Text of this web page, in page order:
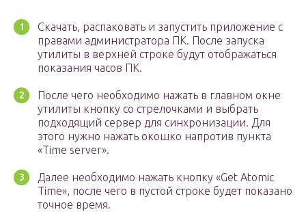
Скачать, распаковать и запустить приложение с
правами администратора ПК. После запуска
утилиты в верхней строке будут отображаться
показания часов ПК.
После чего необходимо нажать в главном окне
утилиты кнопку со стрелочками и выбрать
подходящий сервер для синхронизации. Для
этого нужно нажать окошко напротив пункта
«Time server».
Далее необходимо нажать кнопку «Get Atomic
Time», после чего в пустой строке будет показано
точное время.